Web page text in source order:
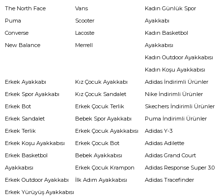
The North Face
Puma
Converse
New Balance
Vans
Scooter
Lacoste
Merrell
Kadın Günlük Spor
Ayakkabı
Kadın Basketbol
Ayakkabısı
Kadın Outdoor Ayakkabısı
Kadın Koşu Ayakkabısı
Erkek Ayakkabı
Erkek Spor Ayakkabı
Erkek Bot
Erkek Sandalet
Erkek Terlik
Erkek Koşu Ayakkabısı
Erkek Basketbol
Ayakkabısı
Erkek Outdoor Ayakkabı
Erkek Yürüyüş Ayakkabısı
Kız Çocuk Ayakkabı
Kız Çocuk Sandalet
Erkek Çocuk Terlik
Bebek Spor Ayakkabı
Erkek Çocuk Ayakkabısı
Erkek Çocuk Bot
Bebek Ayakkabısı
Erkek Çocuk Krampon
İlk Adım Ayakkabısı
Adidas İndirimli Ürünler
Nike İndirimli Ürünler
Skechers İndirimli Ürünler
Puma İndirimli Ürünler
Adidas Y-3
Adidas Adilette
Adidas Grand Court
Adidas Response Super 3.0
Adidas Tracefinder